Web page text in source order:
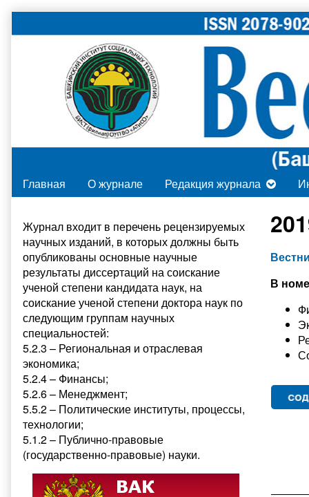
to
Главная О журнале Редакция журнала
В
Primary
Sidebar
Журнал входит в перечень рецензируемых
научных изданий, в которых должны быть
опубликованы основные научные
результаты диссертаций на соискание
ученой степени кандидата наук, на
соискание ученой степени доктора наук по
следующим группам научных
специальностей:
5.2.3 – Региональная и отраслевая
экономика;
5.2.4 – Финансы;
5.2.6 – Менеджмент;
5.5.2 – Политические институты, процессы,
технологии;
5.1.2 – Публично-правовые
(государственно-правовые) науки.